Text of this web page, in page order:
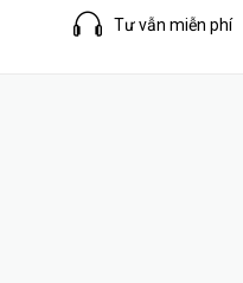
Tư vẫn miễn phí